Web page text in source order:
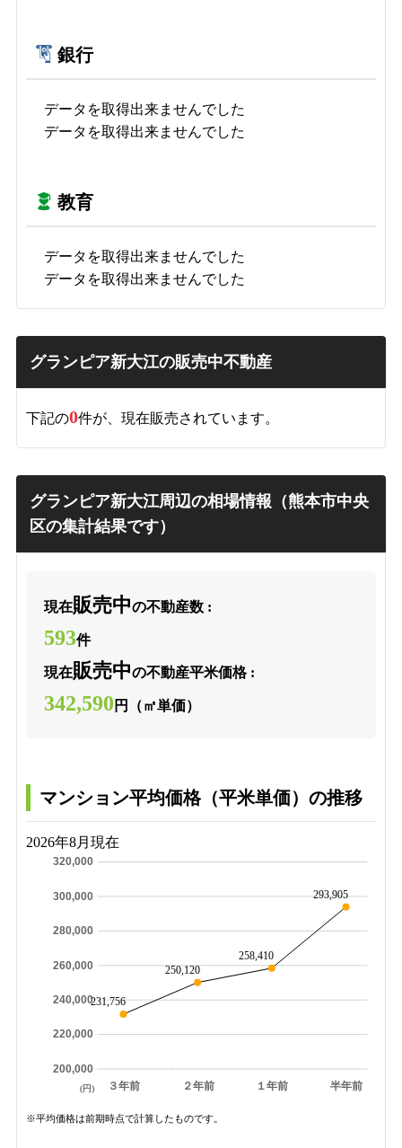
銀行
データを取得出来ませんでした
データを取得出来ませんでした
教育
データを取得出来ませんでした
データを取得出来ませんでした
グランピア新大江の販売中不動産
下記の0件が、現在販売されています。
グランピア新大江周辺の相場情報（熊本市中央
区の集計結果です）
現在販売中の不動産数 :
593件
現在販売中の不動産平米価格 :
342,590 円（㎡単価）
マンション平均価格（平米単価）の推移
2026年8月現在
３年前 ２年前 １年前 半年前
200,000
220,000
240,000
260,000
280,000
300,000
320,000
231,756
250,120
258,410
293,905
(円)
※平均価格は前期時点で計算したものです。